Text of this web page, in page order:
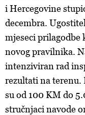
i Hercegovine
decembra.
mjeseci prilagodbe
novog pravilnika.
intenziviran rad
rezultati na terenu.
su od 100 KM do
stručnjaci navode